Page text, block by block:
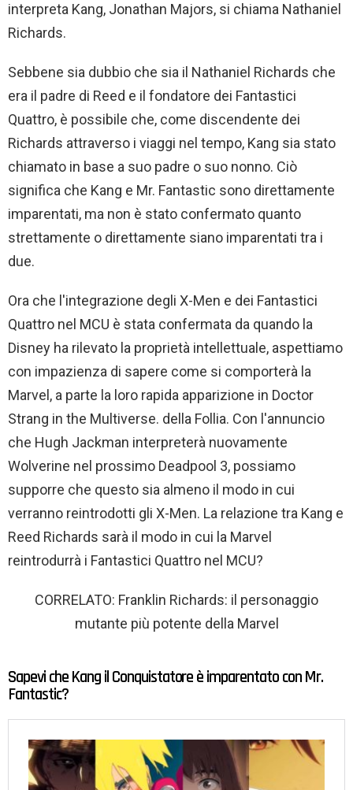
interpreta Kang, Jonathan Majors, si chiama Nathaniel
Richards.
Sebbene sia dubbio che sia il Nathaniel Richards che
era il padre di Reed e il fondatore dei Fantastici
Quattro, è possibile che, come discendente dei
Richards attraverso i viaggi nel tempo, Kang sia stato
chiamato in base a suo padre o suo nonno. Ciò
significa che Kang e Mr. Fantastic sono direttamente
imparentati, ma non è stato confermato quanto
strettamente o direttamente siano imparentati tra i
due.
Ora che l'integrazione degli X-Men e dei Fantastici
Quattro nel MCU è stata confermata da quando la
Disney ha rilevato la proprietà intellettuale, aspettiamo
con impazienza di sapere come si comporterà la
Marvel, a parte la loro rapida apparizione in Doctor
Strang in the Multiverse. della Follia. Con l'annuncio
che Hugh Jackman interpreterà nuovamente
Wolverine nel prossimo Deadpool 3, possiamo
supporre che questo sia almeno il modo in cui
verranno reintrodotti gli X-Men. La relazione tra Kang e
Reed Richards sarà il modo in cui la Marvel
reintrodurrà i Fantastici Quattro nel MCU?
CORRELATO: Franklin Richards: il personaggio
mutante più potente della Marvel
Sapevi che Kang il Conquistatore è imparentato con Mr.
Fantastic?